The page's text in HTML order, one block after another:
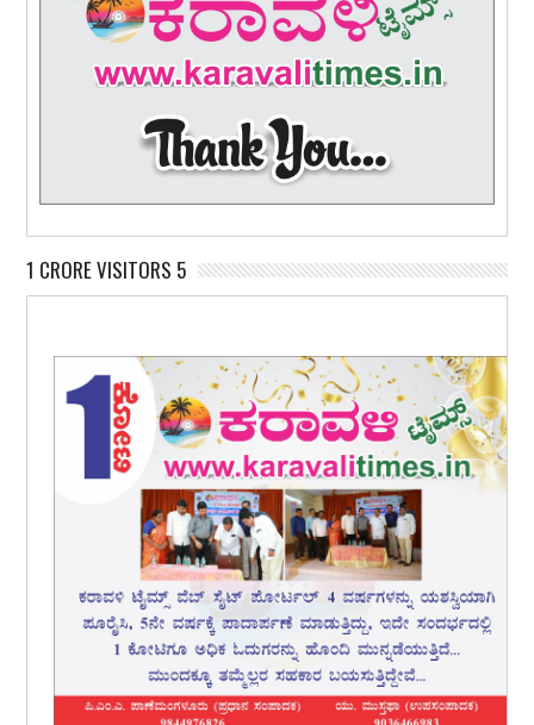
1 CRORE VISITORS 5